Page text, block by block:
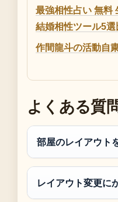
最強相性占い 無料
結婚相性ツール5選
作間龍斗の活動自
よくある質
部屋のレイアウト
レイアウト変更に